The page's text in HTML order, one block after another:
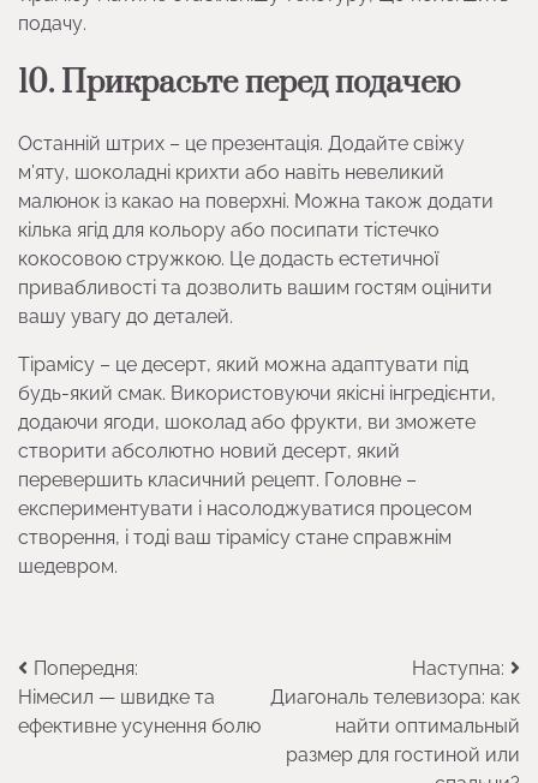
подачу.
10. Прикрасьте перед подачею
Останній штрих – це презентація. Додайте свіжу
м’яту, шоколадні крихти або навіть невеликий
малюнок із какао на поверхні. Можна також додати
кілька ягід для кольору або посипати тістечко
кокосовою стружкою. Це додасть естетичної
привабливості та дозволить вашим гостям оцінити
вашу увагу до деталей.
Тірамісу – це десерт, який можна адаптувати під
будь-який смак. Використовуючи якісні інгредієнти,
додаючи ягоди, шоколад або фрукти, ви зможете
створити абсолютно новий десерт, який
перевершить класичний рецепт. Головне –
експериментувати і насолоджуватися процесом
створення, і тоді ваш тірамісу стане справжнім
шедевром.
Навігація
записів
Попередня:
Німесил — швидке та
ефективне усунення болю
Наступна:
Диагональ телевизора: как
найти оптимальный
размер для гостиной или